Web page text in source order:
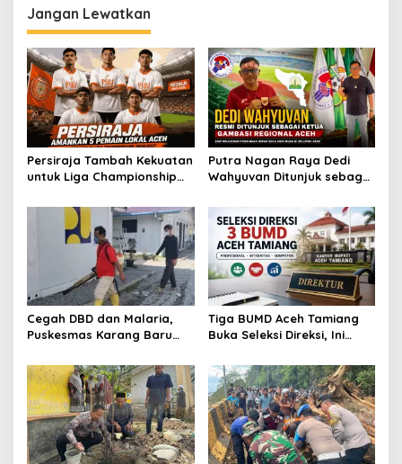
Jangan Lewatkan
Persiraja Tambah Kekuatan
untuk Liga Championship
Lokal Aceh Resmi Dikontrak
Putra Nagan Raya Dedi
Wahyuvan Ditunjuk sebagai
Aceh
Cegah DBD dan Malaria,
Puskesmas Karang Baru
Tiga BUMD Aceh Tamiang
Buka Seleksi Direksi, Ini
Pendaftarannya